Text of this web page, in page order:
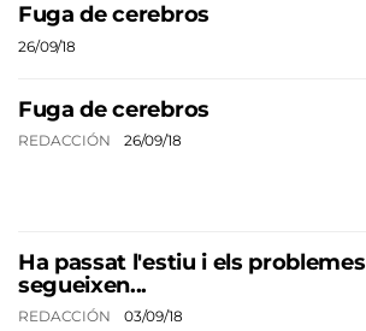
Fuga de cerebros
26/09/18
Fuga de cerebros
REDACCIÓN 26/09/18
Ha passat l'estiu i els problemes
segueixen...
REDACCIÓN 03/09/18